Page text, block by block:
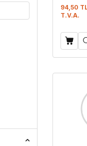
94,50
T.V.A.